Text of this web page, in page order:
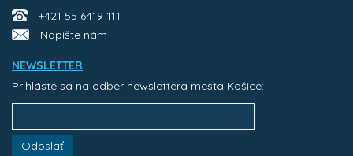
+421 55 6419 111
Napíšte nám
NEWSLETTER
Prihláste sa na odber newslettera mesta Košice:
Odoslať